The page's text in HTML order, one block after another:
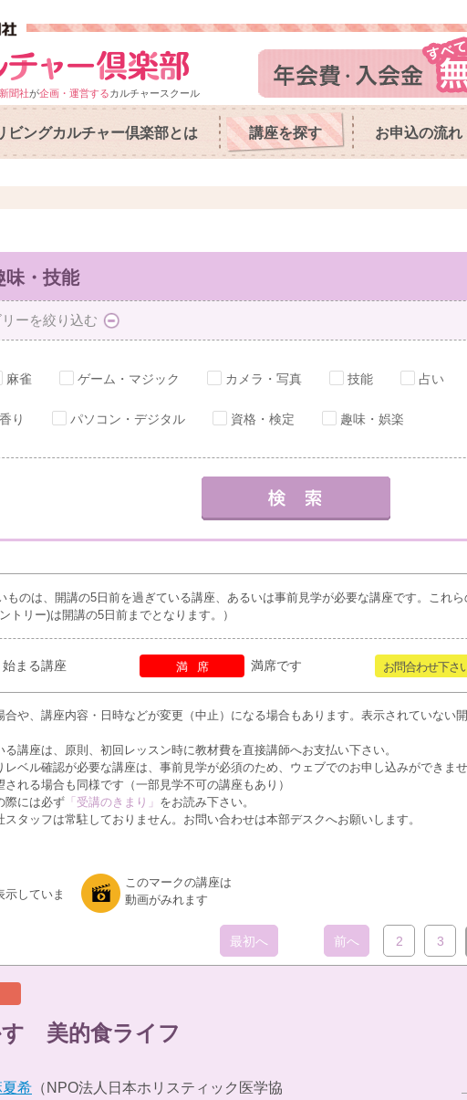
聞社が企画・運営するカルチャースクール
ビングカルチャー倶楽部とは 講座を探す お申込の流れ
味・技能
ーを絞り込む
麻雀 ゲーム・マジック カメラ・写真 技能 占い
り パソコン・デジタル 資格・検定 趣味・娯楽
ものは、開講の5日前を過ぎている講座、あるいは事前見学が必要な講座です。これ
トリー)は開講の5日前までとなります。）
始まる講座 満席 満席です お問合わせ下さ
や、講座内容・日時などが変更（中止）になる場合もあります。表示されていない
講座は、原則、初回レッスン時に教材費を直接講師へお支払い下さい。
ベル確認が必要な講座は、事前見学が必須のため、ウェブでのお申し込みができま
れる場合も同様です（一部見学不可の講座もあり）
際には必ず 「受講のきまり」 をお読み下さい。
タッフは常駐しておりません。お問い合わせは本部デスクへお願いします。
示していま
このマークの講座は
動画がみれます
最初へ 前へ 2 3
す 美的食ライフ
希 （NPO法人日本ホリスティック医学協